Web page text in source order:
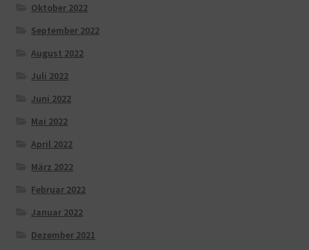
Oktober 2022
September 2022
August 2022
Juli 2022
Juni 2022
Mai 2022
April 2022
März 2022
Februar 2022
Januar 2022
Dezember 2021